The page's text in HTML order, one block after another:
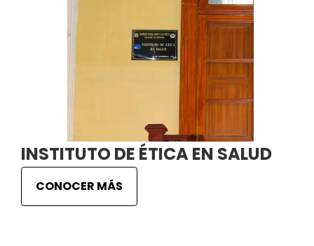
INSTITUTO DE ÉTICA EN SALUD
CONOCER MÁS